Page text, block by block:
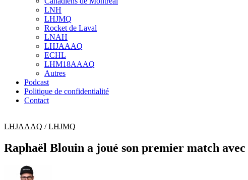
sub
menu
LNH
LHJMQ
Rocket de Laval
LNAH
LHJAAAQ
ECHL
LHM18AAAQ
Autres
Podcast
Politique de confidentialité
Contact
LHJAAAQ /LHJMQ
Raphaël Blouin a joué son premier match avec